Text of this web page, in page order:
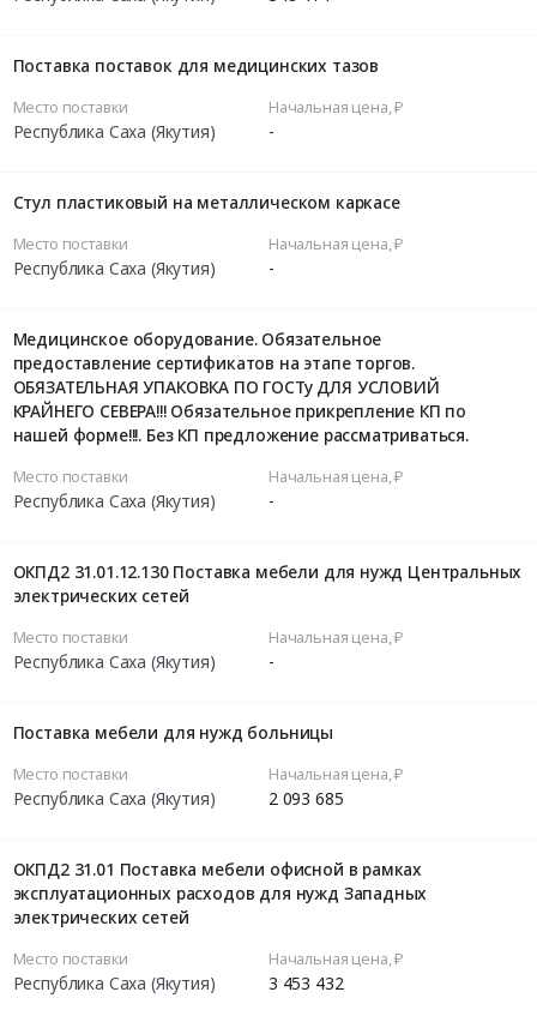
Поставка поставок для медицинских тазов
Место поставки
Республика Саха (Якутия)
Начальная цена, ₽
-
Стул пластиковый на металлическом каркасе
Место поставки
Республика Саха (Якутия)
Начальная цена, ₽
-
Медицинское оборудование. Обязательное
предоставление сертификатов на этапе торгов.
ОБЯЗАТЕЛЬНАЯ УПАКОВКА ПО ГОСТу ДЛЯ УСЛОВИЙ
КРАЙНЕГО СЕВЕРА!!! Обязательное прикрепление КП по
нашей форме!!!. Без КП предложение рассматриваться.
Место поставки
Республика Саха (Якутия)
Начальная цена, ₽
-
ОКПД2 31.01.12.130 Поставка мебели для нужд Центральных
электрических сетей
Место поставки
Республика Саха (Якутия)
Начальная цена, ₽
-
Поставка мебели для нужд больницы
Место поставки
Республика Саха (Якутия)
Начальная цена, ₽
2 093 685
ОКПД2 31.01 Поставка мебели офисной в рамках
эксплуатационных расходов для нужд Западных
электрических сетей
Место поставки
Республика Саха (Якутия)
Начальная цена, ₽
3 453 432